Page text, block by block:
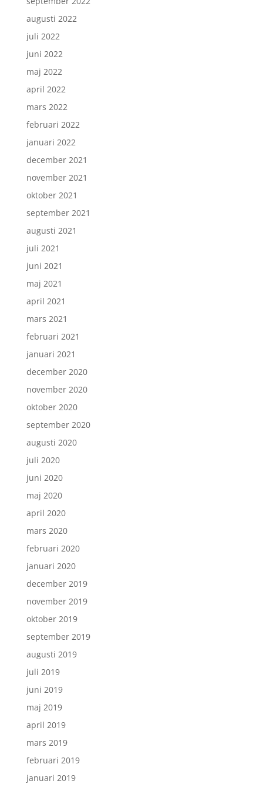
augusti 2022
juli 2022
juni 2022
maj 2022
april 2022
mars 2022
februari 2022
januari 2022
december 2021
november 2021
oktober 2021
september 2021
augusti 2021
juli 2021
juni 2021
maj 2021
april 2021
mars 2021
februari 2021
januari 2021
december 2020
november 2020
oktober 2020
september 2020
augusti 2020
juli 2020
juni 2020
maj 2020
april 2020
mars 2020
februari 2020
januari 2020
december 2019
november 2019
oktober 2019
september 2019
augusti 2019
juli 2019
juni 2019
maj 2019
april 2019
mars 2019
februari 2019
januari 2019